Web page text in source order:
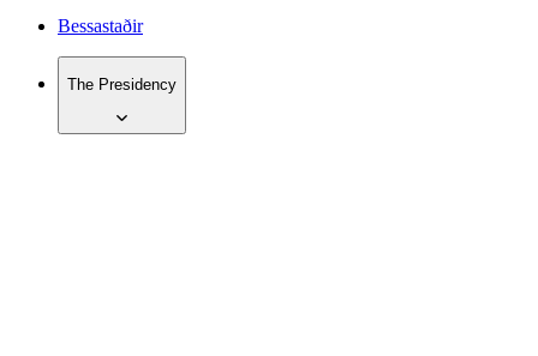
Bessastaðir
The Presidency